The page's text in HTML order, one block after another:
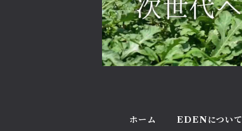
ホーム EDENについて